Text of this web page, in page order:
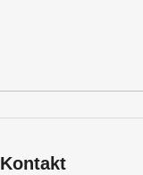
Kontakt